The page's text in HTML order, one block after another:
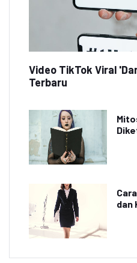
Video TikTok Viral
Terbaru
dan